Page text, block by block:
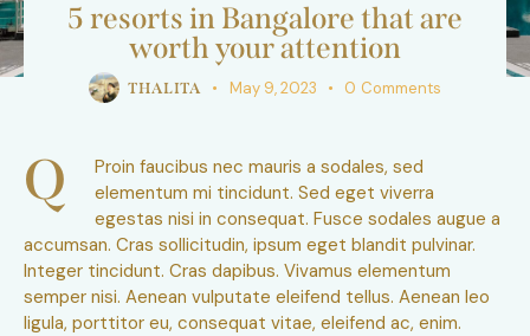
5 resorts in Bangalore that are
worth your attention
THALITA May 9, 2023 0 Comments
Q
Proin faucibus nec mauris a sodales, sed
elementum mi tincidunt. Sed eget viverra
egestas nisi in consequat. Fusce sodales augue a
accumsan. Cras sollicitudin, ipsum eget blandit pulvinar.
Integer tincidunt. Cras dapibus. Vivamus elementum
semper nisi. Aenean vulputate eleifend tellus. Aenean leo
ligula, porttitor eu, consequat vitae, eleifend ac, enim.